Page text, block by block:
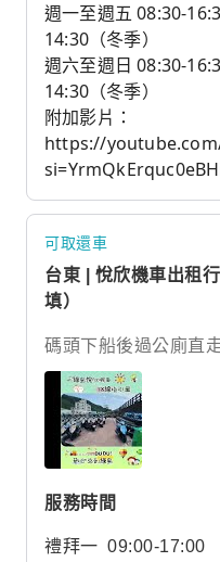
週一至週五 08:30-
14:30（冬季）
週六至週日 08:30-
14:30（冬季）
附加影片：
https://
可取還車
台東 | 悅欣機車出租
填）
碼頭下船後過公廁直
服務時間
禮拜一 09:00-17:00